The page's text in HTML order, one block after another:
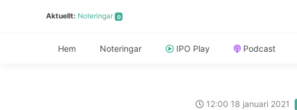
Aktuellt: Noteringar 0
Hem Noteringar IPO Play Podcast
12:00 18 januari 2021